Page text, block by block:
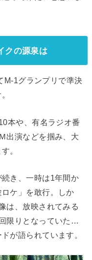
クの源泉は
M-1グランプリで準決
本や、有名ラジオ番
出演などを掴み、大
。
き、一時は1年間か
ケ」を敢行。しか
は、放映されてみる
限りとなっていた…
が語られています。